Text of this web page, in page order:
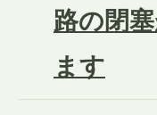
路の閉
ます